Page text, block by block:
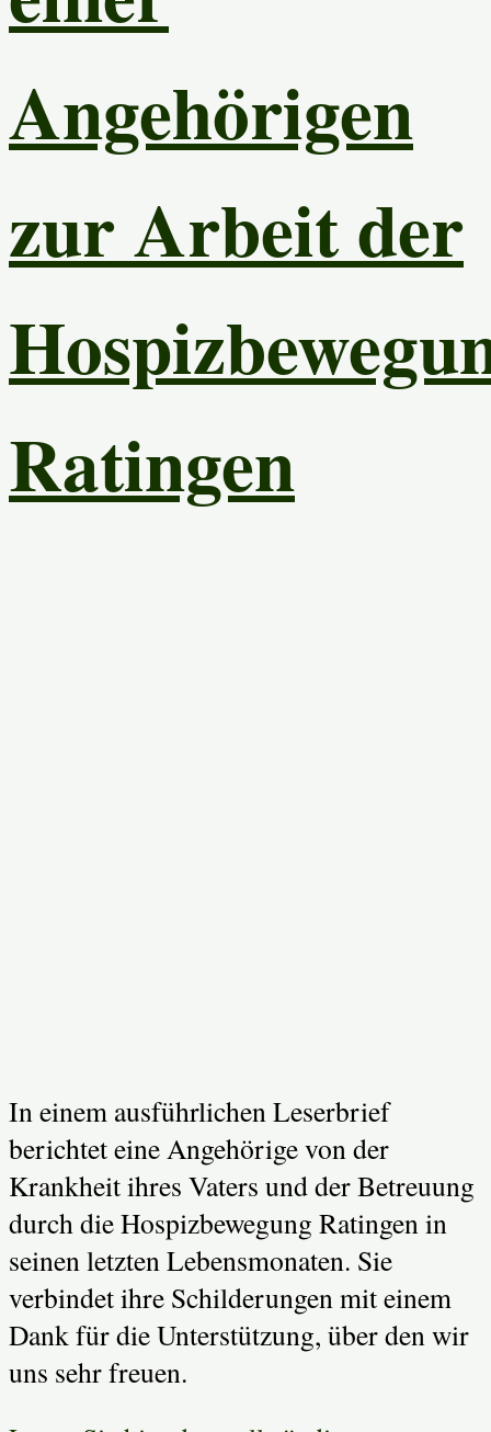
Angehörigen
zur Arbeit der
Ratingen
In einem ausführlichen Leserbrief
berichtet eine Angehörige von der
Krankheit ihres Vaters und der Betreuung
durch die Hospizbewegung Ratingen in
seinen letzten Lebensmonaten. Sie
verbindet ihre Schilderungen mit einem
Dank für die Unterstützung, über den wir
uns sehr freuen.